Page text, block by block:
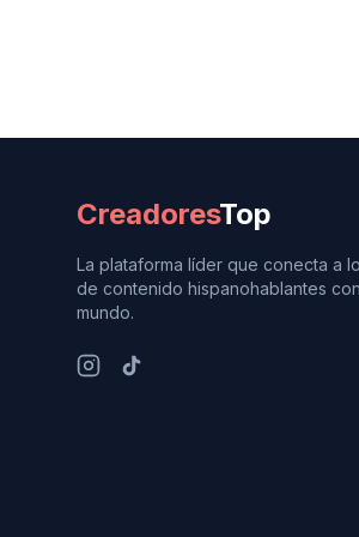
CreadoresTop
La plataforma líder que conecta a
de contenido hispanohablantes
mundo.